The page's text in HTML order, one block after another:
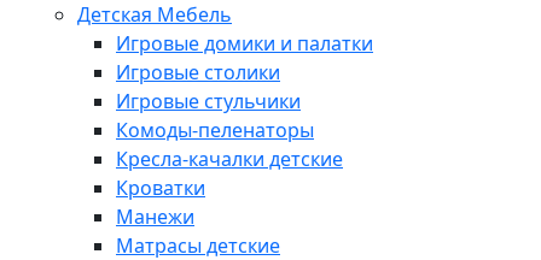
Детская Мебель
Игровые домики и палатки
Игровые столики
Игровые стульчики
Комоды-пеленаторы
Кресла-качалки детские
Кроватки
Манежи
Матрасы детские